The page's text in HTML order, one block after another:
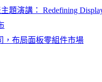
演講： Redefining
，布局面板零組件市場